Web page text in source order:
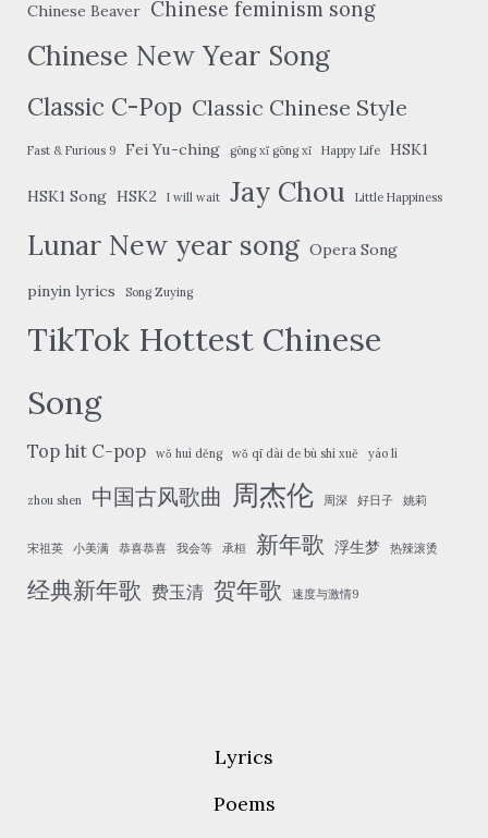
Chinese Beaver Chinese feminism song
Chinese New Year Song
Classic C-Pop Classic Chinese Style
Fast & Furious 9 Fei Yu-ching gōng xǐ gōng xǐ Happy Life HSK1
HSK1 Song HSK2 I will wait Jay Chou Little Happiness
Lunar New year song Opera Song
pinyin lyrics Song Zuying
TikTok Hottest Chinese
Song
Top hit C-pop wǒ huì děng wǒ qī dài de bù shì xuě yáo lì
zhou shen 中国古风歌曲 周杰伦 周深 好日子 姚莉
宋祖英 小美满 恭喜恭喜 我会等 承桓 新年歌 浮生梦 热辣滚烫
经典新年歌 费玉清 贺年歌 速度与激情9
Lyrics
Poems